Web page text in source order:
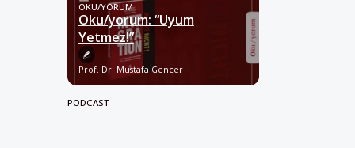
OKU/YORUM
Oku/yorum: “Uyum
Yetmez!”
Prof. Dr. Mustafa Gencer
PODCAST